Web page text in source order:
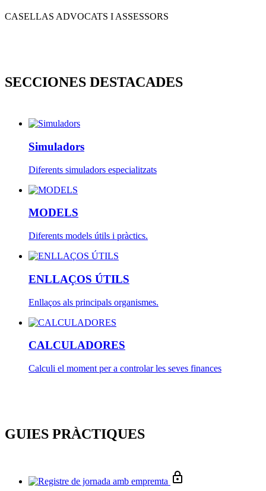
CASELLAS ADVOCATS I ASSESSORS
SECCIONES DESTACADES
Simuladors
Diferents simuladors especialitzats
MODELS
Diferents models útils i pràctics.
ENLLAÇOS ÚTILS
Enllaços als principals organismes.
CALCULADORES
Calculi el moment per a controlar les seves finances
GUIES PRÀCTIQUES